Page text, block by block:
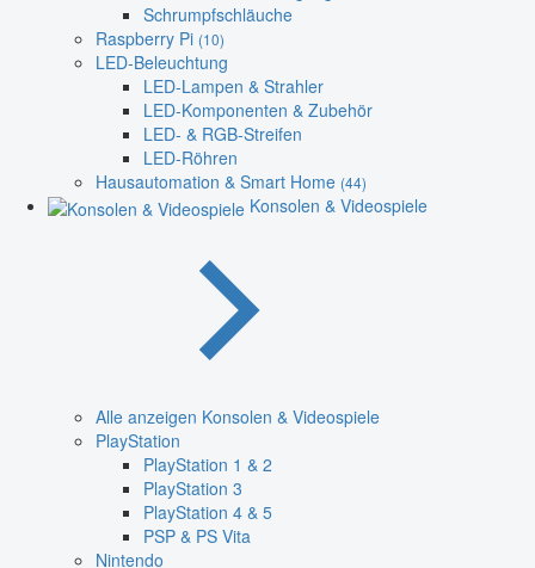
Schrumpfschläuche
Raspberry Pi (10)
LED-Beleuchtung
LED-Lampen & Strahler
LED-Komponenten & Zubehör
LED- & RGB-Streifen
LED-Röhren
Hausautomation & Smart Home (44)
Konsolen & Videospiele
Alle anzeigen Konsolen & Videospiele
PlayStation
PlayStation 1 & 2
PlayStation 3
PlayStation 4 & 5
PSP & PS Vita
Nintendo